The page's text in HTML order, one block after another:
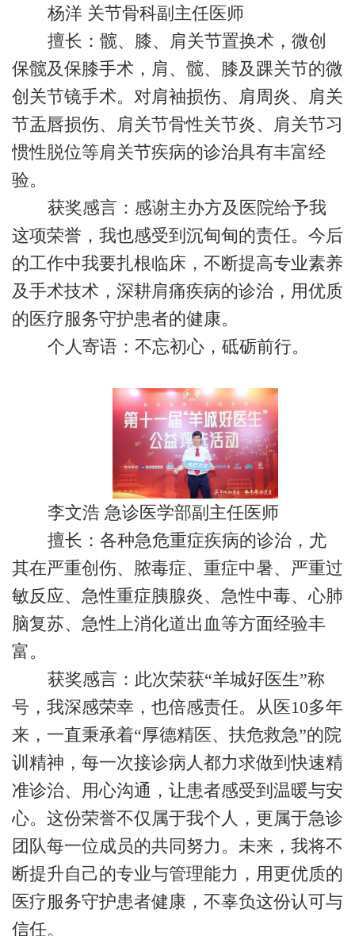
杨洋 关节骨科副主任医师
擅长：髋、膝、肩关节置换术，微创
保髋及保膝手术，肩、髋、膝及踝关节的微
创关节镜手术。对肩袖损伤、肩周炎、肩关
节盂唇损伤、肩关节骨性关节炎、肩关节习
惯性脱位等肩关节疾病的诊治具有丰富经
验。
获奖感言：感谢主办方及医院给予我
这项荣誉，我也感受到沉甸甸的责任。今后
的工作中我要扎根临床，不断提高专业素养
及手术技术，深耕肩痛疾病的诊治，用优质
的医疗服务守护患者的健康。
个人寄语：不忘初心，砥砺前行。
李文浩 急诊医学部副主任医师
擅长：各种急危重症疾病的诊治，尤
其在严重创伤、脓毒症、重症中暑、严重过
敏反应、急性重症胰腺炎、急性中毒、心肺
脑复苏、急性上消化道出血等方面经验丰
富。
获奖感言：此次荣获“羊城好医生”称
号，我深感荣幸，也倍感责任。从医10多年
来，一直秉承着“厚德精医、扶危救急”的院
训精神，每一次接诊病人都力求做到快速精
准诊治、用心沟通，让患者感受到温暖与安
心。这份荣誉不仅属于我个人，更属于急诊
团队每一位成员的共同努力。未来，我将不
断提升自己的专业与管理能力，用更优质的
医疗服务守护患者健康，不辜负这份认可与
信任。